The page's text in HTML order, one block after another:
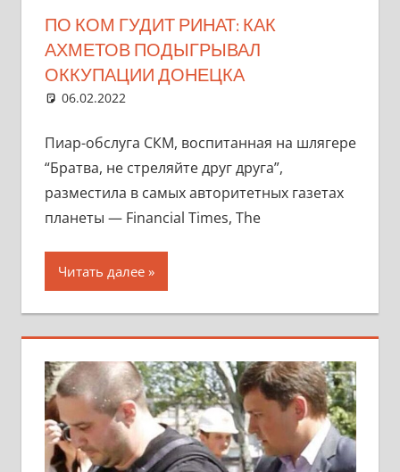
ПО КОМ ГУДИТ РИНАТ: КАК
АХМЕТОВ ПОДЫГРЫВАЛ
ОККУПАЦИИ ДОНЕЦКА
06.02.2022
Пиар-обслуга СКМ, воспитанная на шлягере
“Братва, не стреляйте друг друга”,
разместила в самых авторитетных газетах
планеты — Financial Times, The
Читать далее